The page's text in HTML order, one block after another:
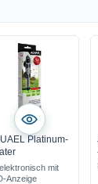
Platinum-
mit
Anzeige